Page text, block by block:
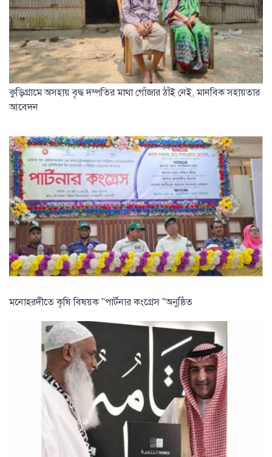
কুড়িগ্রামে অসহায় বৃদ্ধ দম্পতির মাথা গোঁজার ঠাঁই নেই, মানবিক সহায়তার
আবেদন
মনোহরদীতে কৃষি বিষয়ক "পার্টনার কংগ্রেস "অনুষ্ঠিত